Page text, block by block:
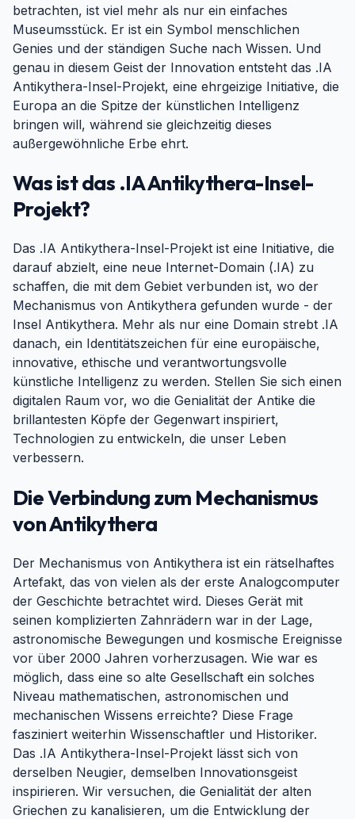
betrachten, ist viel mehr als nur ein einfaches
Museumsstück. Er ist ein Symbol menschlichen
Genies und der ständigen Suche nach Wissen. Und
genau in diesem Geist der Innovation entsteht das .IA
Antikythera-Insel-Projekt, eine ehrgeizige Initiative, die
Europa an die Spitze der künstlichen Intelligenz
bringen will, während sie gleichzeitig dieses
außergewöhnliche Erbe ehrt.
Was ist das .IA Antikythera-Insel-
Projekt?
Das .IA Antikythera-Insel-Projekt ist eine Initiative, die
darauf abzielt, eine neue Internet-Domain (.IA) zu
schaffen, die mit dem Gebiet verbunden ist, wo der
Mechanismus von Antikythera gefunden wurde - der
Insel Antikythera. Mehr als nur eine Domain strebt .IA
danach, ein Identitätszeichen für eine europäische,
innovative, ethische und verantwortungsvolle
künstliche Intelligenz zu werden. Stellen Sie sich einen
digitalen Raum vor, wo die Genialität der Antike die
brillantesten Köpfe der Gegenwart inspiriert,
Technologien zu entwickeln, die unser Leben
verbessern.
Die Verbindung zum Mechanismus
von Antikythera
Der Mechanismus von Antikythera ist ein rätselhaftes
Artefakt, das von vielen als der erste Analogcomputer
der Geschichte betrachtet wird. Dieses Gerät mit
seinen komplizierten Zahnrädern war in der Lage,
astronomische Bewegungen und kosmische Ereignisse
vor über 2000 Jahren vorherzusagen. Wie war es
möglich, dass eine so alte Gesellschaft ein solches
Niveau mathematischen, astronomischen und
mechanischen Wissens erreichte? Diese Frage
fasziniert weiterhin Wissenschaftler und Historiker.
Das .IA Antikythera-Insel-Projekt lässt sich von
derselben Neugier, demselben Innovationsgeist
inspirieren. Wir versuchen, die Genialität der alten
Griechen zu kanalisieren, um die Entwicklung der